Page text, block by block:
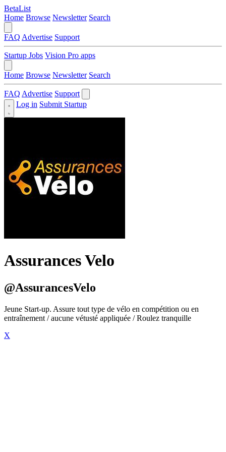
BetaList
Home Browse Newsletter Search
FAQ Advertise Support
Startup Jobs Vision Pro apps
Home Browse Newsletter Search
FAQ Advertise Support
Log in Submit Startup
Assurances Velo
@AssurancesVelo
Jeune Start-up. Assure tout type de vélo en compétition ou en
entraînement / aucune vétusté appliquée / Roulez tranquille
X